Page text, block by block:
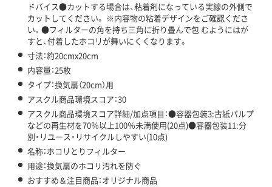
ドバイス●カットする場合は、粘着剤になっている実線の外側で
カットしてください。 ※内容物の粘着デザインをご確認くださ
い。●フィルターの角を持ち三角に折り畳んで包 むようにはが
すと、付着したホコリが舞いにくくなります。
寸法：約20cmx20cm
内容量：25枚
タイプ：換気扇（20cm）用
アスクル商品環境スコア：30
アスクル商品環境スコア詳細/加点項目：●容器包装3:古紙パルプ
などの再生材を70％以上100％未満使用(20点)●容器包装11:分
別・リユース・リサイクルしやすい(10点)
名称：ホコリとりフィルター
用途：換気扇のホコリ汚れを防ぐ
おすすめ＆注目商品：オリジナル商品